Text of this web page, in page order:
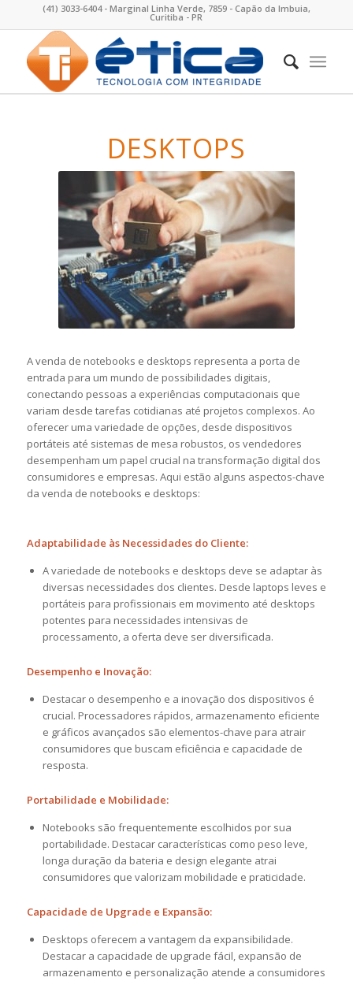
(41) 3033-6404 - Marginal Linha Verde, 7859 - Capão da Imbuia,
Curitiba - PR
DESKTOPS
A venda de notebooks e desktops representa a porta de
entrada para um mundo de possibilidades digitais,
conectando pessoas a experiências computacionais que
variam desde tarefas cotidianas até projetos complexos. Ao
oferecer uma variedade de opções, desde dispositivos
portáteis até sistemas de mesa robustos, os vendedores
desempenham um papel crucial na transformação digital dos
consumidores e empresas. Aqui estão alguns aspectos-chave
da venda de notebooks e desktops:
Adaptabilidade às Necessidades do Cliente:
A variedade de notebooks e desktops deve se adaptar às
diversas necessidades dos clientes. Desde laptops leves e
portáteis para profissionais em movimento até desktops
potentes para necessidades intensivas de
processamento, a oferta deve ser diversificada.
Desempenho e Inovação:
Destacar o desempenho e a inovação dos dispositivos é
crucial. Processadores rápidos, armazenamento eficiente
e gráficos avançados são elementos-chave para atrair
consumidores que buscam eficiência e capacidade de
resposta.
Portabilidade e Mobilidade:
Notebooks são frequentemente escolhidos por sua
portabilidade. Destacar características como peso leve,
longa duração da bateria e design elegante atrai
consumidores que valorizam mobilidade e praticidade.
Capacidade de Upgrade e Expansão:
Desktops oferecem a vantagem da expansibilidade.
Destacar a capacidade de upgrade fácil, expansão de
armazenamento e personalização atende a consumidores